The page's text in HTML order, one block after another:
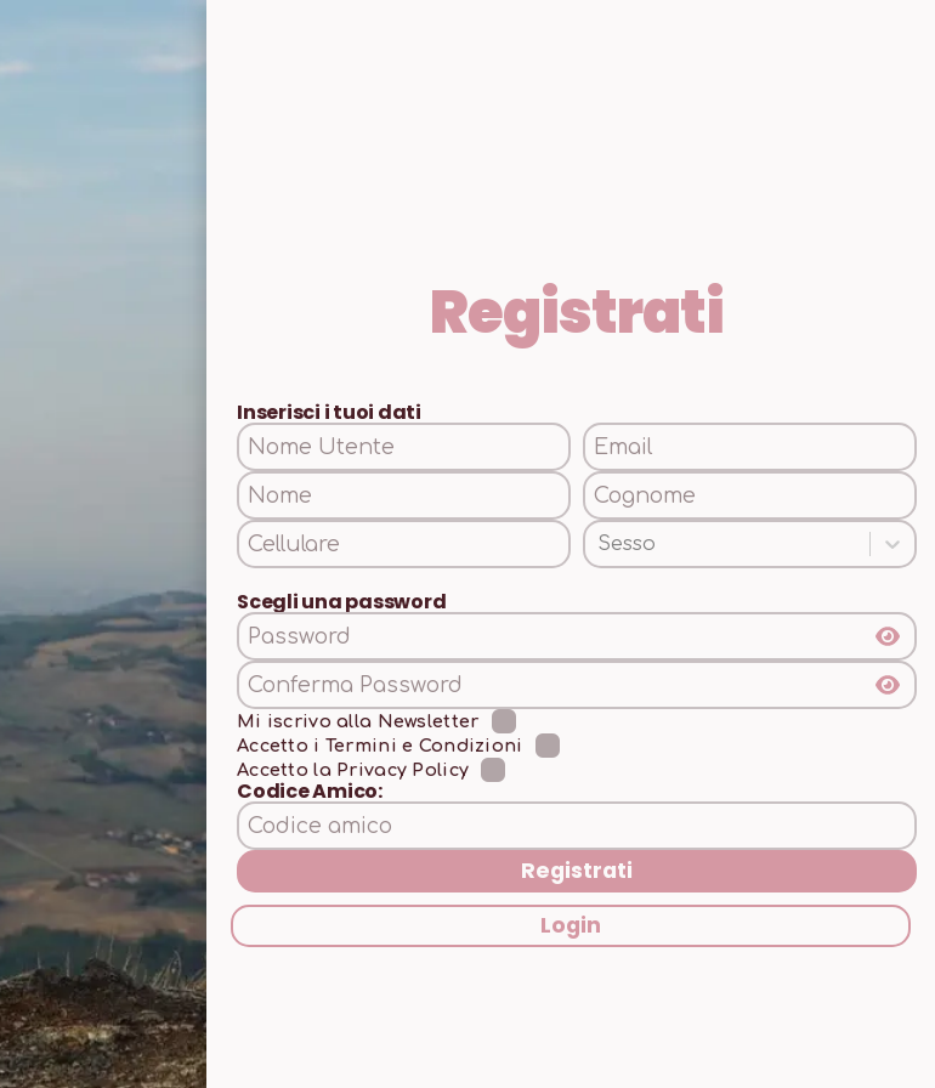
Registrati
Inserisci i tuoi dati
Sesso
Scegli una password
Mi iscrivo alla Newsletter
Accetto i Termini e Condizioni
Accetto la Privacy Policy
Codice Amico:
Registrati
Login